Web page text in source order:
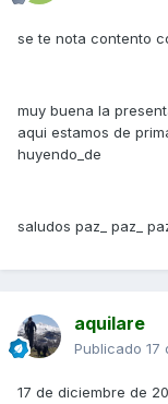
se te nota contento
muy buena la
aqui estamos de
huyendo_de
saludos paz_ paz_
aquilare
Publicado 17
17 de diciembre de